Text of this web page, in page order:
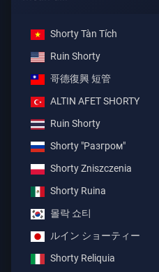
Shorty Tàn Tích
Ruin Shorty
哥德復興 短管
ALTIN AFET SHORTY
Ruin Shorty
Shorty "Разгром"
Shorty Zniszczenia
Shorty Ruina
몰락 쇼티
ルイン ショーティー
Shorty Reliquia